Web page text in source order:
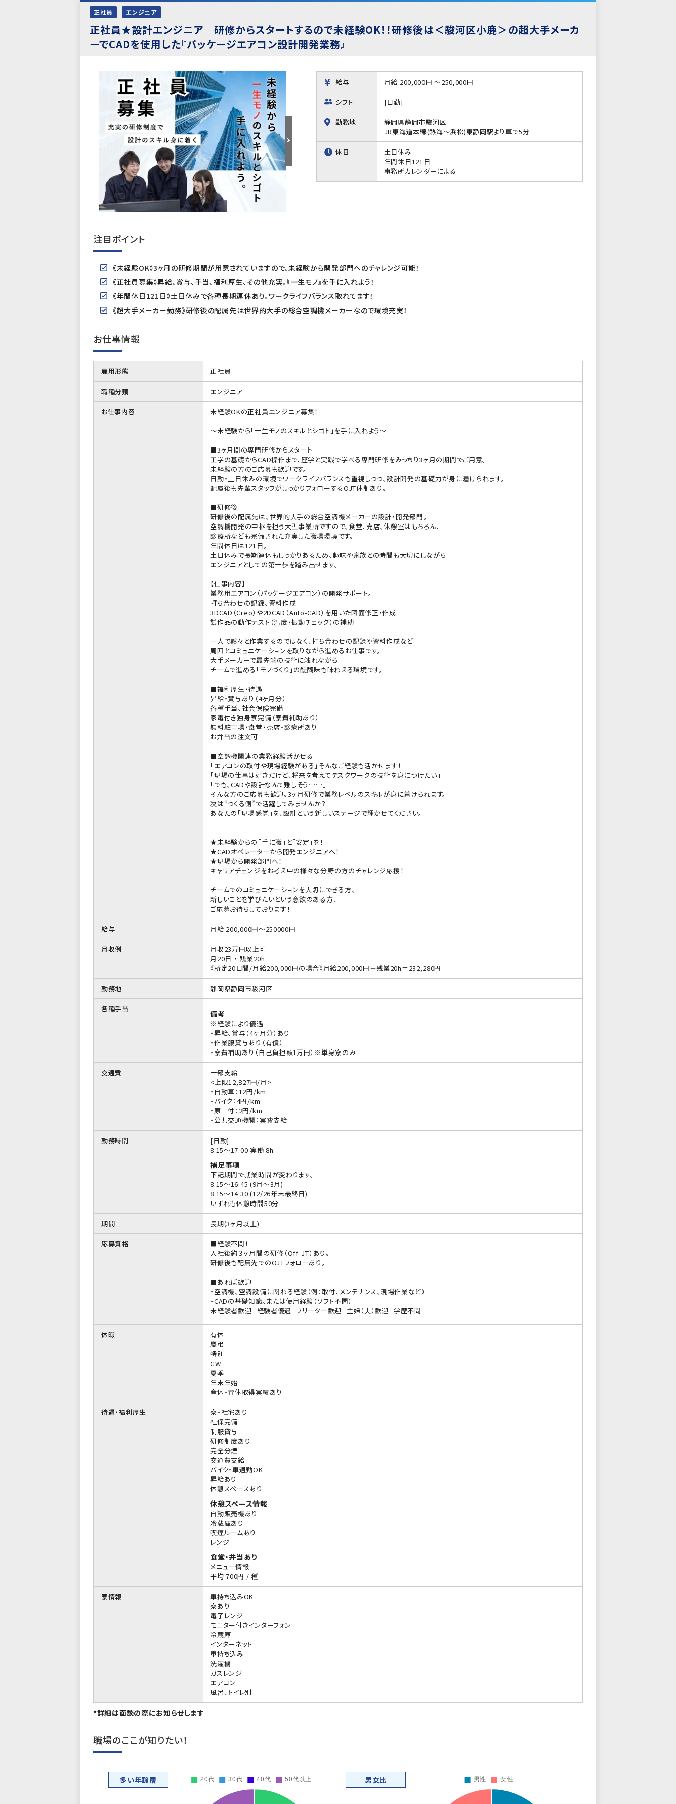
正社員 エンジニア
正社員★設計エンジニア｜研修からスタートするので未経験OK！！研修後は＜駿河区小鹿＞の超大手メーカ
ーでCADを使用した『パッケージエアコン設計開発業務』
給与 月給 200,000円 ～250,000円
シフト [日勤]
勤務地
静岡県静岡市駿河区
JR東海道本線(熱海～浜松)東静岡駅より車で5分
休日
土日休み
年間休日121日
事務所カレンダーによる
注目ポイント
《未経験OK》3ヶ月の研修期間が用意されていますので、未経験から開発部門へのチャレンジ可能！
《正社員募集》昇給、賞与、手当、福利厚生、その他充実。『一生モノ』を手に入れよう！
《年間休日121日》土日休みで各種長期連休あり。ワークライフバランス取れてます！
《超大手メーカー勤務》研修後の配属先は世界的大手の総合空調機メーカーなので環境充実！
お仕事情報
雇用形態 正社員
職種分類 エンジニア
お仕事内容
未経験OKの正社員エンジニア募集！
～未経験から「一生モノのスキルとシゴト」を手に入れよう～
■3ヶ月間の専門研修からスタート
工学の基礎からCAD操作まで、座学と実践で学べる専門研修をみっちり3ヶ月の期間でご用意。
未経験の方のご応募も歓迎です。
日勤・土日休みの環境でワークライフバランスも重視しつつ、設計開発の基礎力が身に着けられます。
配属後も先輩スタッフがしっかりフォローするOJT体制あり。
■研修後
研修後の配属先は、世界的大手の総合空調機メーカーの設計・開発部門。
空調機開発の中枢を担う大型事業所ですので、食堂、売店、休憩室はもちろん、
診療所なども完備された充実した職場環境です。
年間休日は121日。
土日休みで長期連休もしっかりあるため、趣味や家族との時間も大切にしながら
エンジニアとしての第一歩を踏み出せます。
【仕事内容】
業務用エアコン（パッケージエアコン）の開発サポート。
打ち合わせの記録、資料作成
3DCAD（Creo）や2DCAD（Auto-CAD）を用いた図面修正・作成
試作品の動作テスト（温度・振動チェック）の補助
一人で黙々と作業するのではなく、打ち合わせの記録や資料作成など
周囲とコミュニケーションを取りながら進めるお仕事です。
大手メーカーで最先端の技術に触れながら
チームで進める「モノづくり」の醍醐味も味わえる環境です。
■福利厚生・待遇
昇給・賞与あり（4ヶ月分）
各種手当、社会保険完備
家電付き独身寮完備（寮費補助あり）
無料駐車場・食堂・売店・診療所あり
お弁当の注文可
■空調機関連の業務経験活かせる
「エアコンの取付や現場経験がある」そんなご経験も活かせます！
「現場の仕事は好きだけど、将来を考えてデスクワークの技術を身につけたい」
「でも、CADや設計なんて難しそう……」
そんな方のご応募も歓迎。3ヶ月研修で業務レベルのスキルが身に着けられます。
次は“つくる側”で活躍してみませんか？
あなたの「現場感覚」を、設計という新しいステージで輝かせてください。
★未経験からの「手に職」と「安定」を！
★CADオペレーターから開発エンジニアへ！
★現場から開発部門へ！
キャリアチェンジをお考え中の様々な分野の方のチャレンジ応援！
チームでのコミュニケーションを大切にできる方、
新しいことを学びたいという意欲のある方、
ご応募お待ちしております！
給与 月給 200,000円～250000円
月収例
月収23万円以上可
月20日 ・ 残業20h
《所定20日間/月給200,000円の場合》月給200,000円＋残業20h＝232,280円
勤務地 静岡県静岡市駿河区
各種手当
備考
※経験により優遇
・昇給、賞与（4ヶ月分）あり
・作業服貸与あり（有償）
・寮費補助あり（自己負担額1万円）※単身寮のみ
交通費
一部支給
<上限12,827円/月>
・自動車：12円/km
・バイク：4円/km
・原 付：2円/km
・公共交通機関：実費支給
勤務時間
[日勤]
8:15〜17:00 実働 8h
補足事項
下記期間で就業時間が変わります。
8:15～16:45 (9月～3月)
8:15～14:30 (12/26年末最終日)
いずれも休憩時間50分
期間 長期(3ヶ月以上)
応募資格
■経験不問！
入社後約３ヶ月間の研修（Off-JT）あり。
研修後も配属先でのOJTフォローあり。
■あれば歓迎
・空調機、空調設備に関わる経験（例：取付、メンテナンス、現場作業など）
・CADの基礎知識、または使用経験（ソフト不問）
未経験者歓迎
経験者優遇 フリーター歓迎 主婦（夫）歓迎 学歴不問
休暇
有休
慶弔
特別
GW
夏季
年末年始
産休・育休取得実績あり
待遇・福利厚生
寮・社宅あり
社保完備
制服貸与
研修制度あり
完全分煙
交通費支給
バイク・車通勤OK
昇給あり
休憩スペースあり
休憩スペース情報
自動販売機あり
冷蔵庫あり
喫煙ルームあり
レンジ
食堂・弁当あり
メニュー情報
平均 700円 / 種
寮情報
車持ち込みOK
寮あり
電子レンジ
モニター付きインターフォン
冷蔵庫
インターネット
車持ち込み
洗濯機
ガスレンジ
エアコン
風呂、トイレ別
*詳細は面談の際にお知らせします
職場のここが知りたい！
多い年齢層 男女比